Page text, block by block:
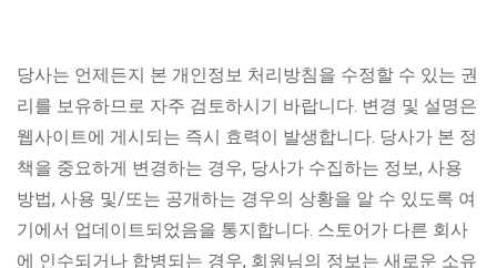
당사는 언제든지 본 개인정보 처리방침을 수정할 수 있는 권
리를 보유하므로 자주 검토하시기 바랍니다. 변경 및 설명은
웹사이트에 게시되는 즉시 효력이 발생합니다. 당사가 본 정
책을 중요하게 변경하는 경우, 당사가 수집하는 정보, 사용
방법, 사용 및/또는 공개하는 경우의 상황을 알 수 있도록 여
기에서 업데이트되었음을 통지합니다. 스토어가 다른 회사
에 인수되거나 합병되는 경우, 회원님의 정보는 새로운 소유